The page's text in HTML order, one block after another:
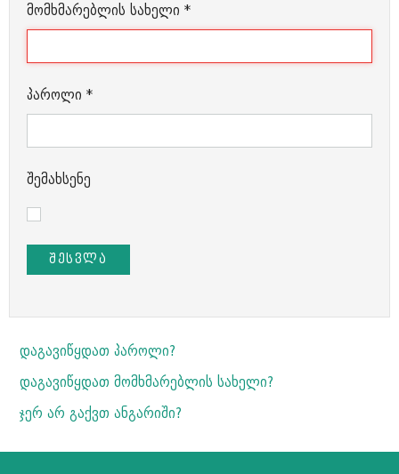
მომხმარებლის სახელი *
პაროლი *
შემახსენე
ᲨᲔᲡᲕᲚᲐ
დაგავიწყდათ პაროლი?
დაგავიწყდათ მომხმარებლის სახელი?
ჯერ არ გაქვთ ანგარიში?